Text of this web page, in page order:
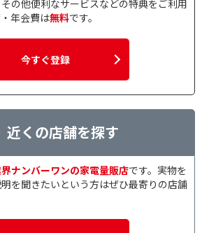
の他便利なサービスなどの特典をご利用
年会費は無料です。
今すぐ登録
近くの店舗を探す
ナンバーワンの家電量販店です。実物を
を聞きたいという方はぜひ最寄りの店舗